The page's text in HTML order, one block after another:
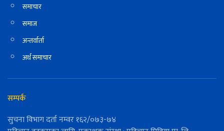
समाचार
समाज
अन्तर्वार्ता
अर्थ समाचार
सम्पर्क
सुचना विभाग दर्ता नम्वर १६२/०७३-७४